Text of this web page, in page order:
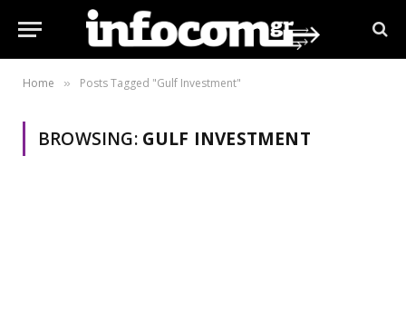
Home » Posts Tagged "Gulf Investment"
BROWSING: GULF INVESTMENT